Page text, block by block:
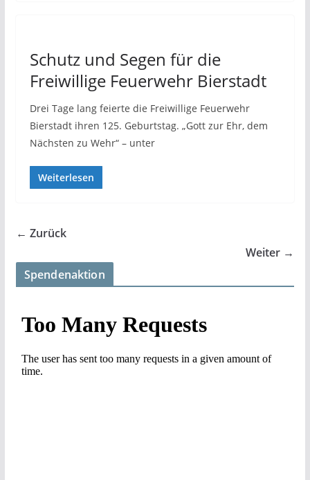
Schutz und Segen für die
Freiwillige Feuerwehr Bierstadt
Drei Tage lang feierte die Freiwillige Feuerwehr
Bierstadt ihren 125. Geburtstag. „Gott zur Ehr, dem
Nächsten zu Wehr“ – unter
Weiterlesen
← Zurück
Weiter →
Spendenaktion